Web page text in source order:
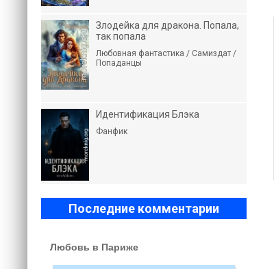
Злодейка для дракона. Попала,
так попала
Любовная фантастика / Самиздат /
Попаданцы
Идентификация Блэка
Фанфик
Последние комментарии
Любовь в Париже